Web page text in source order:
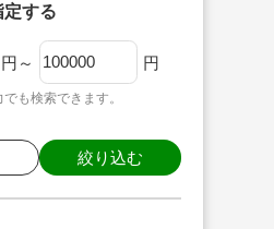
する
円～ 円
も検索できます。
絞り込む